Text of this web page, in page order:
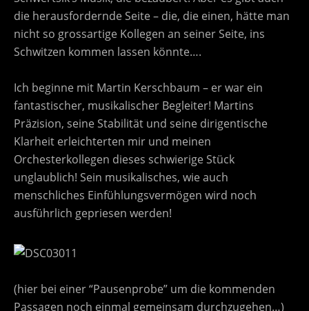
die herausfordernde Seite – die, die einen, hätte man
nicht so grossartige Kollegen an seiner Seite, ins
Schwitzen kommen lassen könnte….
Ich beginne mit Martin Kerschbaum – er war ein
fantastischer, musikalischer Begleiter! Martins
Präzision, seine Stabilität und seine dirigentische
Klarheit erleichterten mir und meinen
Orchesterkollegen dieses schwierige Stück
unglaublich! Sein musikalisches, wie auch
menschliches Einfühlungsvermögen wird noch
ausführlich gepriesen werden!
(hier bei einer “Pausenprobe” um die kommenden
Passagen noch einmal gemeinsam durchzugehen…)